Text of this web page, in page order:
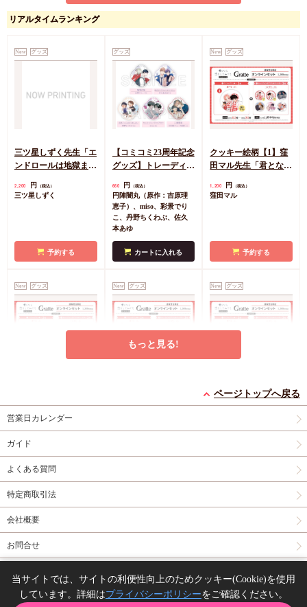
早寝電灯
リアルタイムランキング
New グッズ
三ツ星しずく先生「エ
ンドロールは地獄まで
ズ 小犬丸嵐サイン入
2,200 円 （税込）
三ツ星しずく
予約する
グッズ
【コミコミ23周年記念
グッズ】トレーディン
＜B＞（全5種）
660 円 （税込）
円陣闇丸（原作：吉原理
恵子）、miso、彩景でり
こ、丹野ちくわぶ、佐久
本あゆ
カートに入れる
New グッズ
クッキー絵柄【1】窪
田マル先生「君となら
記念Gratte オンライン
ンダム））
1,200 円 （税込）
窪田マル
予約する
New グッズ
恋をしてみても」完結
記念Gratte オンライン
セット（有償特典アク
6種ランダム））
1,200 円（税込）
窪田マル
New グッズ
窪田マル
New グッズ
クッキー絵柄【4】窪
田マル先生「君となら
窪田マル
アクリルアートボード
(A5サイズ)「イケない
【コミコミ23周年記念
グッズ】トレーディン
アクリルスタンド「と
とふみ先生」01/「伝
もっと見る!
ページトップへ戻る
営業日カレンダー
ガイド
よくある質問
特定商取引法
会社概要
お問合せ
Copyright(C) comicomi studio. All right reserved.
当サイトでは、サイトの利便性向上のためクッキー(Cookie)を使用
しています。詳細はプライバシーポリシーをご確認ください。